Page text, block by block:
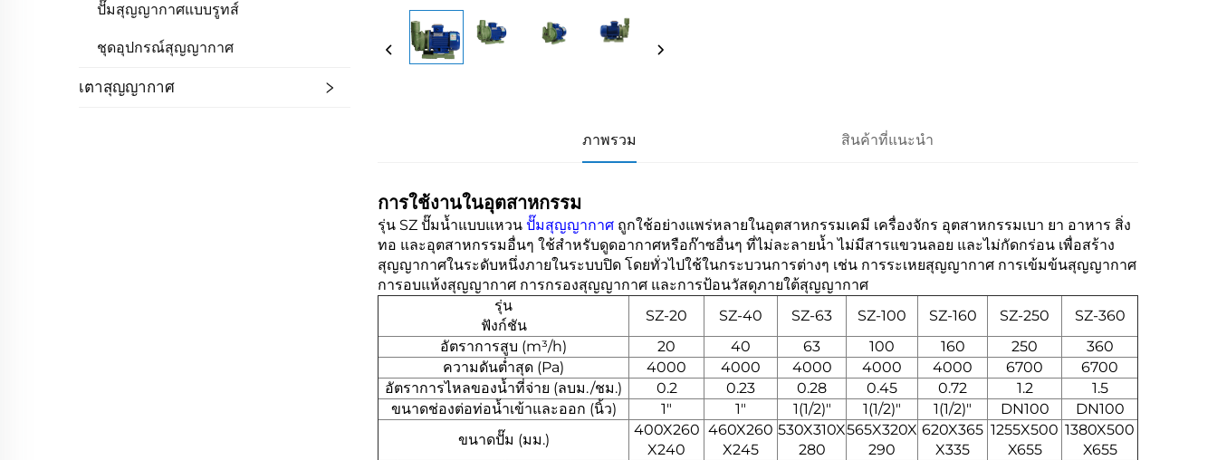
ปั๊มสุญญากาศแบบรูทส์
ชุดอุปกรณ์สุญญากาศ
เตาสุญญากาศ
ภาพรวม สินค้าที่แนะนำ
การใช้งานในอุตสาหกรรม
รุ่น SZ ปั๊มน้ำแบบแหวน ปั๊มสุญญากาศ ถูกใช้อย่างแพร่หลายในอุตสาหกรรมเคมี เครื่องจักร อุตสาหกรรมเบา ยา อาหาร สิ่ง
ทอ และอุตสาหกรรมอื่นๆ ใช้สำหรับดูดอากาศหรือก๊าซอื่นๆ ที่ไม่ละลายน้ำ ไม่มีสารแขวนลอย และไม่กัดกร่อน เพื่อสร้าง
สุญญากาศในระดับหนึ่งภายในระบบปิด โดยทั่วไปใช้ในกระบวนการต่างๆ เช่น การระเหยสุญญากาศ การเข้มข้นสุญญากาศ
การอบแห้งสุญญากาศ การกรองสุญญากาศ และการป้อนวัสดุภายใต้สุญญากาศ
รุ่น
ฟังก์ชัน
SZ-20 SZ-40 SZ-63 SZ-100 SZ-160 SZ-250
SZ-360
อัตราการสูบ (m³/h)
20 40 63 100 160 250
360
ความดันต่ำสุด (Pa)
4000 4000 4000 4000 4000 6700
6700
อัตราการไหลของน้ำที่จ่าย (ลบม./ชม.)
0.2 0.23 0.28 0.45 0.72 1.2
1.5
ขนาดช่องต่อท่อน้ำเข้าและออก (นิ้ว)
1" 1" 1(1/2)" 1(1/2)" 1(1/2)" DN100
DN100
ขนาดปั๊ม (มม.)
400X260
X240
460X260
X245
530X310X
280
565X320X
290
620X365
X335
1255X500
X655
1380X500
X655